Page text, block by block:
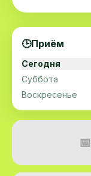
🕒Приём
Сегодня
Суббота
Воскресенье
📅